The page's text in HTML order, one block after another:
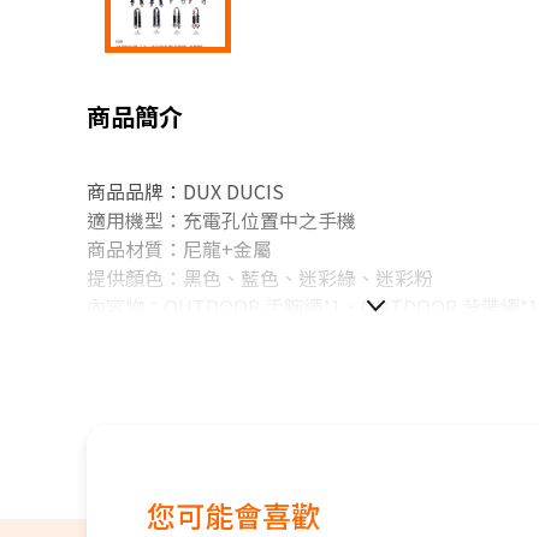
商品簡介
商品品牌：DUX DUCIS
適用機型：充電孔位置中之手機
商品材質：尼龍+金屬
提供顏色：黑色、藍色、迷彩綠、迷彩粉
內容物：OUTDOOR 手腕繩*1、OUTDOOR 背帶繩
訂購前，請務必自行確認所訂購的型號(是否與該機
您可能會喜歡